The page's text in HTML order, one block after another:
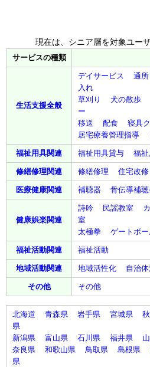
現在は、シニア層を対象ユー
サービスの種類
生活支援全般
デイサービス 通所
入れ
草刈り
犬の散歩
ー
移送
配食 寝具
居宅療養管理指導
福祉用具関連 福祉用具貸与 福
修繕修理関連 修繕修理 住宅改修
医療健康関連 補聴器 骨伝導補
健康娯楽関連
詩吟 民謡教室
室
太極拳
ゲートボ
福祉活動関連 福祉活動
地域活動関連 地域活性化 自治体
その他 その他
北海道 青森県 岩手県 宮城県
県
新潟県
富山県 石川県 福井県
奈良県
和歌山県 鳥取県 島根県
県